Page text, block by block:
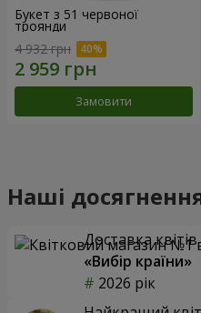
Букет з 51 червоної
троянди
4 932 грн
Замовити
Наші
Доставка
«Вибір країни»
2026 рік